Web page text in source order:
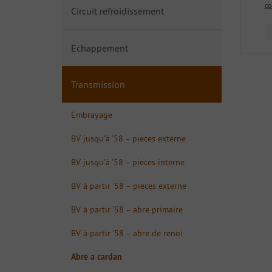
Circuit refroidissement
Echappement
Transmission
Embrayage
BV jusqu'à '58 – pieces externe
BV jusqu'à '58 – pieces interne
BV à partir '58 – pieces externe
BV à partir '58 – abre primaire
BV à partir '58 – abre de renoi
Abre a cardan